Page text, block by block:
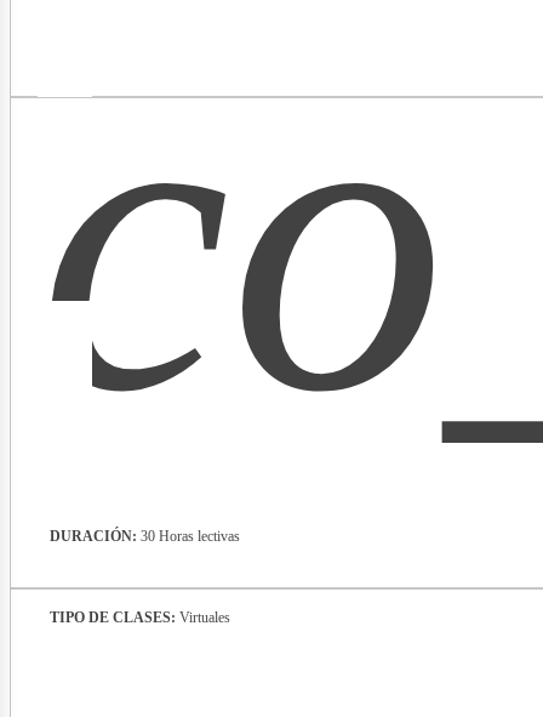
TIPO DE CLASES: Virtuales
DURACIÓN: 30 Horas lectivas